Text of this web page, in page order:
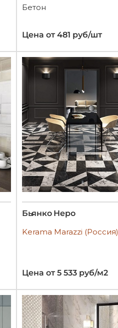
Бетон
Цена от 481 руб/шт
Бьянко Неро
Kerama Marazzi (Россия)
Цена от 5 533 руб/м2